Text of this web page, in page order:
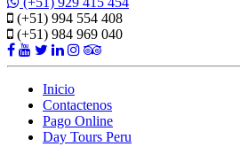
(+51) 994 554 408
(+51) 984 969 040
Inicio
Contactenos
Pago Online
Day Tours Peru